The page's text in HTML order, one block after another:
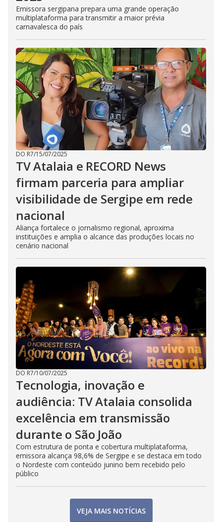
Emissora sergipana prepara uma grande operação
multiplataforma para transmitir a maior prévia
carnavalesca do país
DO R7/15/07/2025
TV Atalaia e RECORD News
firmam parceria para ampliar
visibilidade de Sergipe em rede
nacional
Aliança fortalece o jornalismo regional, aproxima
instituições e amplia o alcance das produções locais no
cenário nacional
DO R7/10/07/2025
Tecnologia, inovação e
audiência: TV Atalaia consolida
excelência em transmissão
durante o São João
Com estrutura de ponta e cobertura multiplataforma,
emissora alcança 98,6% de Sergipe e se destaca em todo
o Nordeste com conteúdo junino bem recebido pelo
público
VEJA MAIS NOTÍCIAS